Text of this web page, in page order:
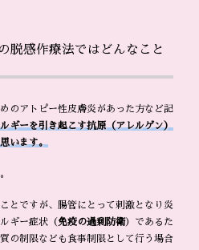
脱感作療法ではどんなこと
のアトピー性皮膚炎があった方など記
ギーを引き起こす抗原（アレルゲン）
います。
とですが、腸管にとって刺激となり炎
ギー症状（ 免疫の過剰防衛）であるた
の制限なども食事制限として行う場合